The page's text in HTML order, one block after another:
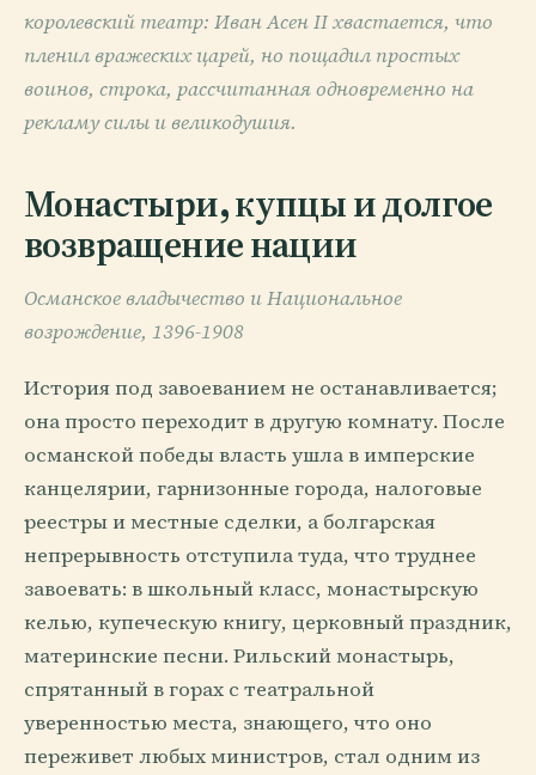
королевский театр: Иван Асен II хвастается, что
пленил вражеских царей, но пощадил простых
воинов, строка, рассчитанная одновременно на
рекламу силы и великодушия.
Монастыри, купцы и долгое
возвращение нации
Османское владычество и Национальное
возрождение, 1396-1908
История под завоеванием не останавливается;
она просто переходит в другую комнату. После
османской победы власть ушла в имперские
канцелярии, гарнизонные города, налоговые
реестры и местные сделки, а болгарская
непрерывность отступила туда, что труднее
завоевать: в школьный класс, монастырскую
келью, купеческую книгу, церковный праздник,
материнские песни. Рильский монастырь,
спрятанный в горах с театральной
уверенностью места, знающего, что оно
переживет любых министров, стал одним из